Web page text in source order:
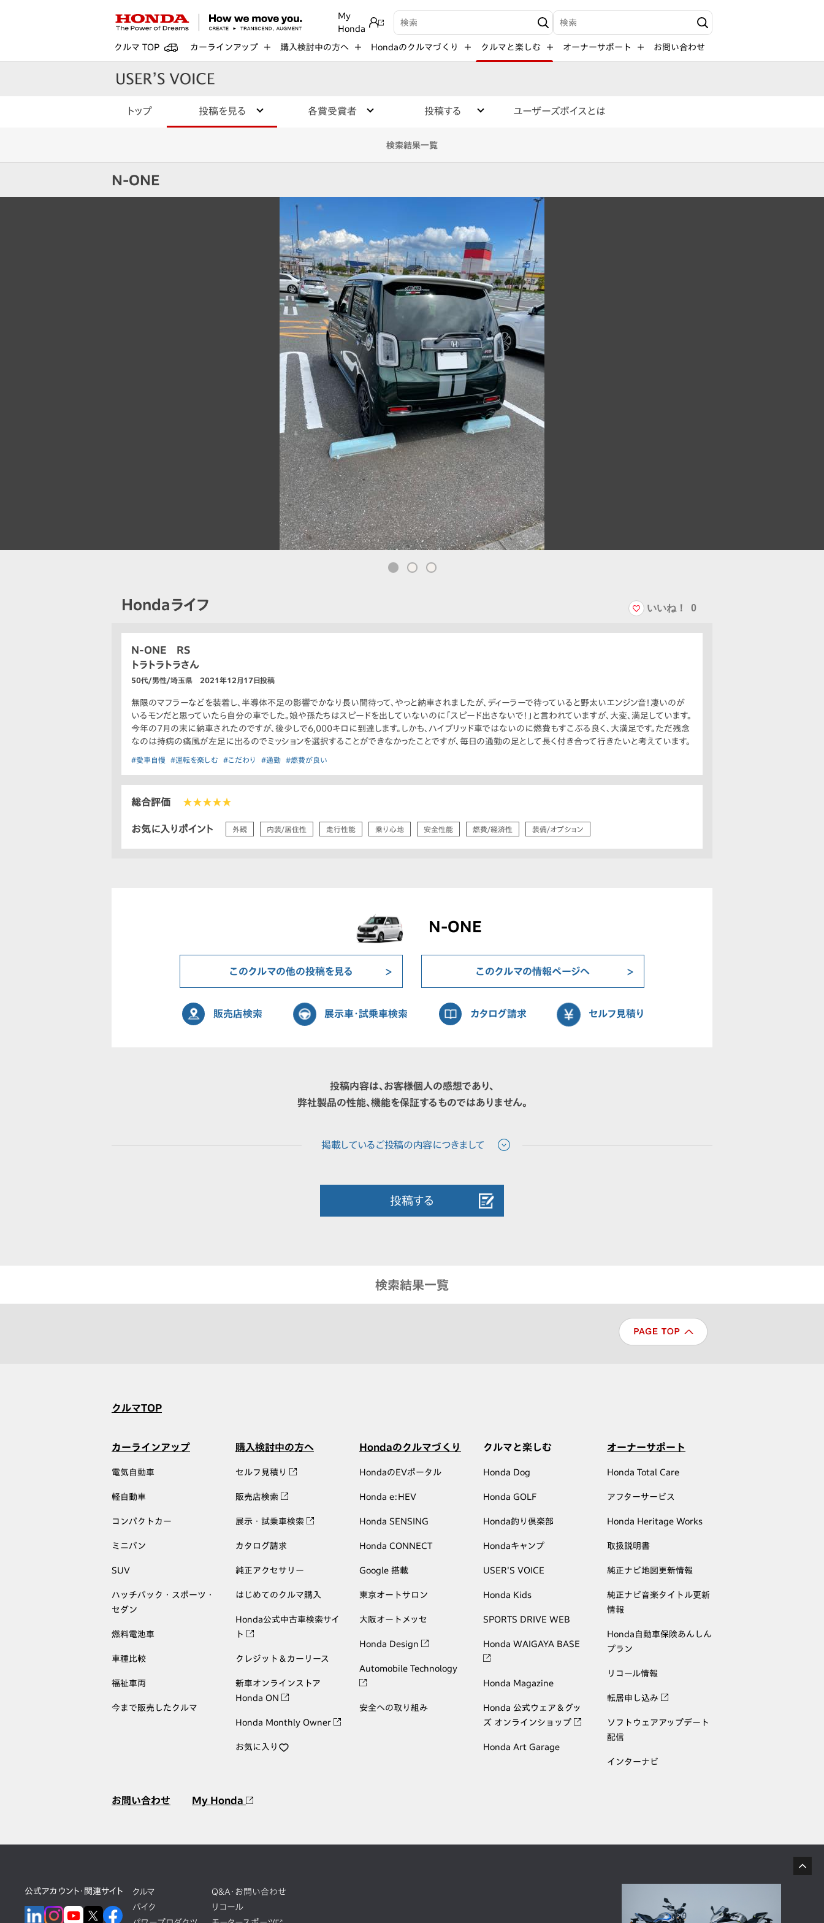
My
Honda
検索キーワード入力 検索キーワード入力
クルマ TOP カーラインアップ 購入検討中の方へ Hondaのクルマづくり クルマと楽しむ オーナーサポート お問い合わせ
トップ 投稿を見る 各賞受賞者 投稿する ユーザーズボイスとは
検索結果一覧
N-ONE
Hondaライフ いいね！ 0
N-ONE RS
トラトラトラさん
50代/男性/埼玉県 2021年12月17日投稿
無限のマフラーなどを装着し、半導体不足の影響でかなり長い間待って、やっと納車されましたが、ディーラーで待っていると野太いエンジン音！凄いのが
いるモンだと思っていたら自分の車でした。娘や孫たちはスピードを出していないのに「スピード出さないで！」と言われていますが、大変、満足しています。
今年の7月の末に納車されたのですが、後少しで6,000キロに到達します。しかも、ハイブリッド車ではないのに燃費もすこぶる良く、大満足です。ただ残念
なのは持病の痛風が左足に出るのでミッションを選択することができなかったことですが、毎日の通勤の足として長く付き合って行きたいと考えています。
#愛車自慢 #運転を楽しむ #こだわり #通勤 #燃費が良い
総合評価 ★★★★★
お気に入りポイント 外観 内装/居住性 走行性能 乗り心地 安全性能 燃費/経済性 装備/オプション
N-ONE
このクルマの他の投稿を見る このクルマの情報ページへ
販売店検索 展示車・試乗車検索 カタログ請求 セルフ見積り
投稿内容は、お客様個人の感想であり、
弊社製品の性能、機能を保証するものではありません。
投稿する
検索結果一覧
クルマTOP
カーラインアップ
電気自動車
軽自動車
コンパクトカー
ミニバン
SUV
ハッチバック・スポーツ・
セダン
燃料電池車
車種比較
福祉車両
今まで販売したクルマ
購入検討中の方へ
セルフ見積り
販売店検索
展示・試乗車検索
カタログ請求
純正アクセサリー
はじめてのクルマ購入
Honda公式中古車検索サイ
ト
クレジット＆カーリース
新車オンラインストア
Honda ON
Honda Monthly Owner
お気に入り
Hondaのクルマづくり
HondaのEVポータル
Honda e:HEV
Honda SENSING
Honda CONNECT
Google 搭載
東京オートサロン
大阪オートメッセ
Honda Design
Automobile Technology
安全への取り組み
クルマと楽しむ
Honda Dog
Honda GOLF
Honda釣り倶楽部
Hondaキャンプ
USER'S VOICE
Honda Kids
SPORTS DRIVE WEB
Honda WAIGAYA BASE
Honda Magazine
Honda 公式ウェア＆グッ
ズ オンラインショップ
Honda Art Garage
オーナーサポート
Honda Total Care
アフターサービス
Honda Heritage Works
取扱説明書
純正ナビ地図更新情報
純正ナビ音楽タイトル更新
情報
Honda自動車保険あんしん
プラン
リコール情報
転居申し込み
ソフトウェアアップデート
配信
インターナビ
お問い合わせ My Honda
公式アカウント・関連サイト
クルマ
バイク
Q&A・お問い合わせ
リコール